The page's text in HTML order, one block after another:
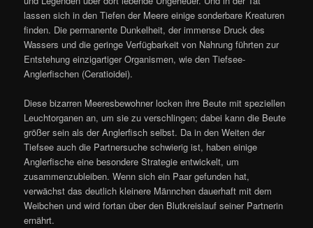
lassen sich in den Tiefen der Meere einige sonderbare Kreaturen
finden. Die permanente Dunkelheit, der immense Druck des
Wassers und die geringe Verfügbarkeit von Nahrung führten zur
Entstehung einzigartiger Organismen, wie den Tiefsee-
Anglerfischen (Ceratioidei).
Diese bizarren Meeresbewohner locken ihre Beute mit speziellen
Leuchtorganen an, um sie zu verschlingen; dabei kann die Beute
größer sein als der Anglerfisch selbst. Da in den Weiten der
Tiefsee auch die Partnersuche schwierig ist, haben einige
Anglerfische eine besondere Strategie entwickelt, um
zusammenzubleiben. Wenn sich ein Paar gefunden hat,
verwächst das deutlich kleinere Männchen dauerhaft mit dem
Weibchen und wird fortan über den Blutkreislauf seiner Partnerin
ernährt.